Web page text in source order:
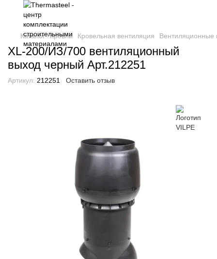
Каталог Кровли Кровельная вентиляция Вентиляционные
XL-200/ИЗ/700 вентиляционный
выход черный Арт.212251
Артикул: 212251 Оставить отзыв